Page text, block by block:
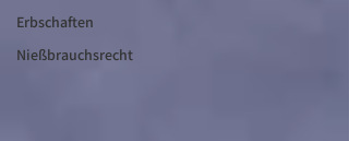
Erbschaften
Nießbrauchsrecht